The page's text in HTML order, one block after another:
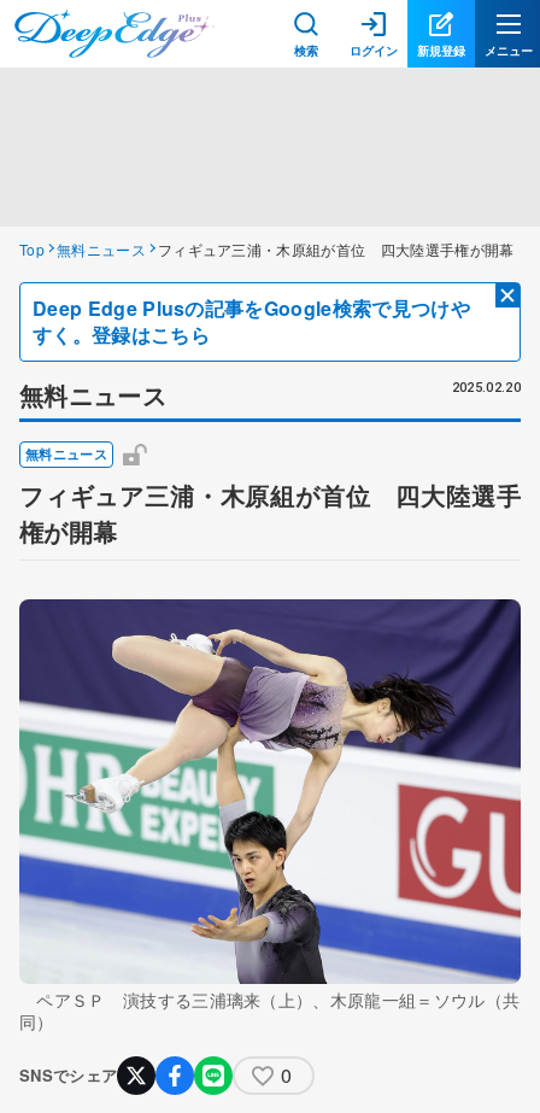
検索 ログイン 新規登録 メニュー
Top 無料ニュース フィギュア三浦・木原組が首位 四大陸選手権が開幕
Deep Edge Plusの記事をGoogle検索で見つけや
すく。登録はこちら
無料ニュース 2025.02.20
無料ニュース
フィギュア三浦・木原組が首位 四大陸選手
権が開幕
ペアＳＰ 演技する三浦璃来（上）、木原龍一組＝ソウル（共
同）
SNSでシェア 0